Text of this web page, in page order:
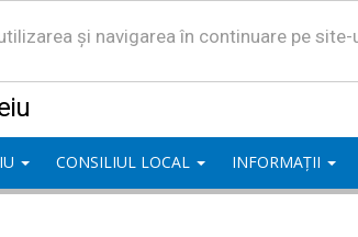
și navigarea în continuare pe
CONSILIUL LOCAL INFORMAȚII